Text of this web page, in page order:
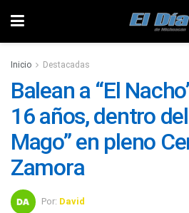
Inicio Destacadas
Balean a “El
16 años, dentro
Mago” en pleno
Zamora
Por: David